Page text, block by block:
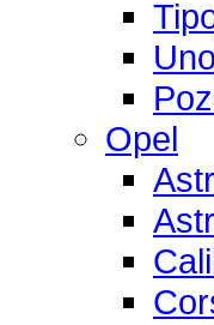
Uno
Opel